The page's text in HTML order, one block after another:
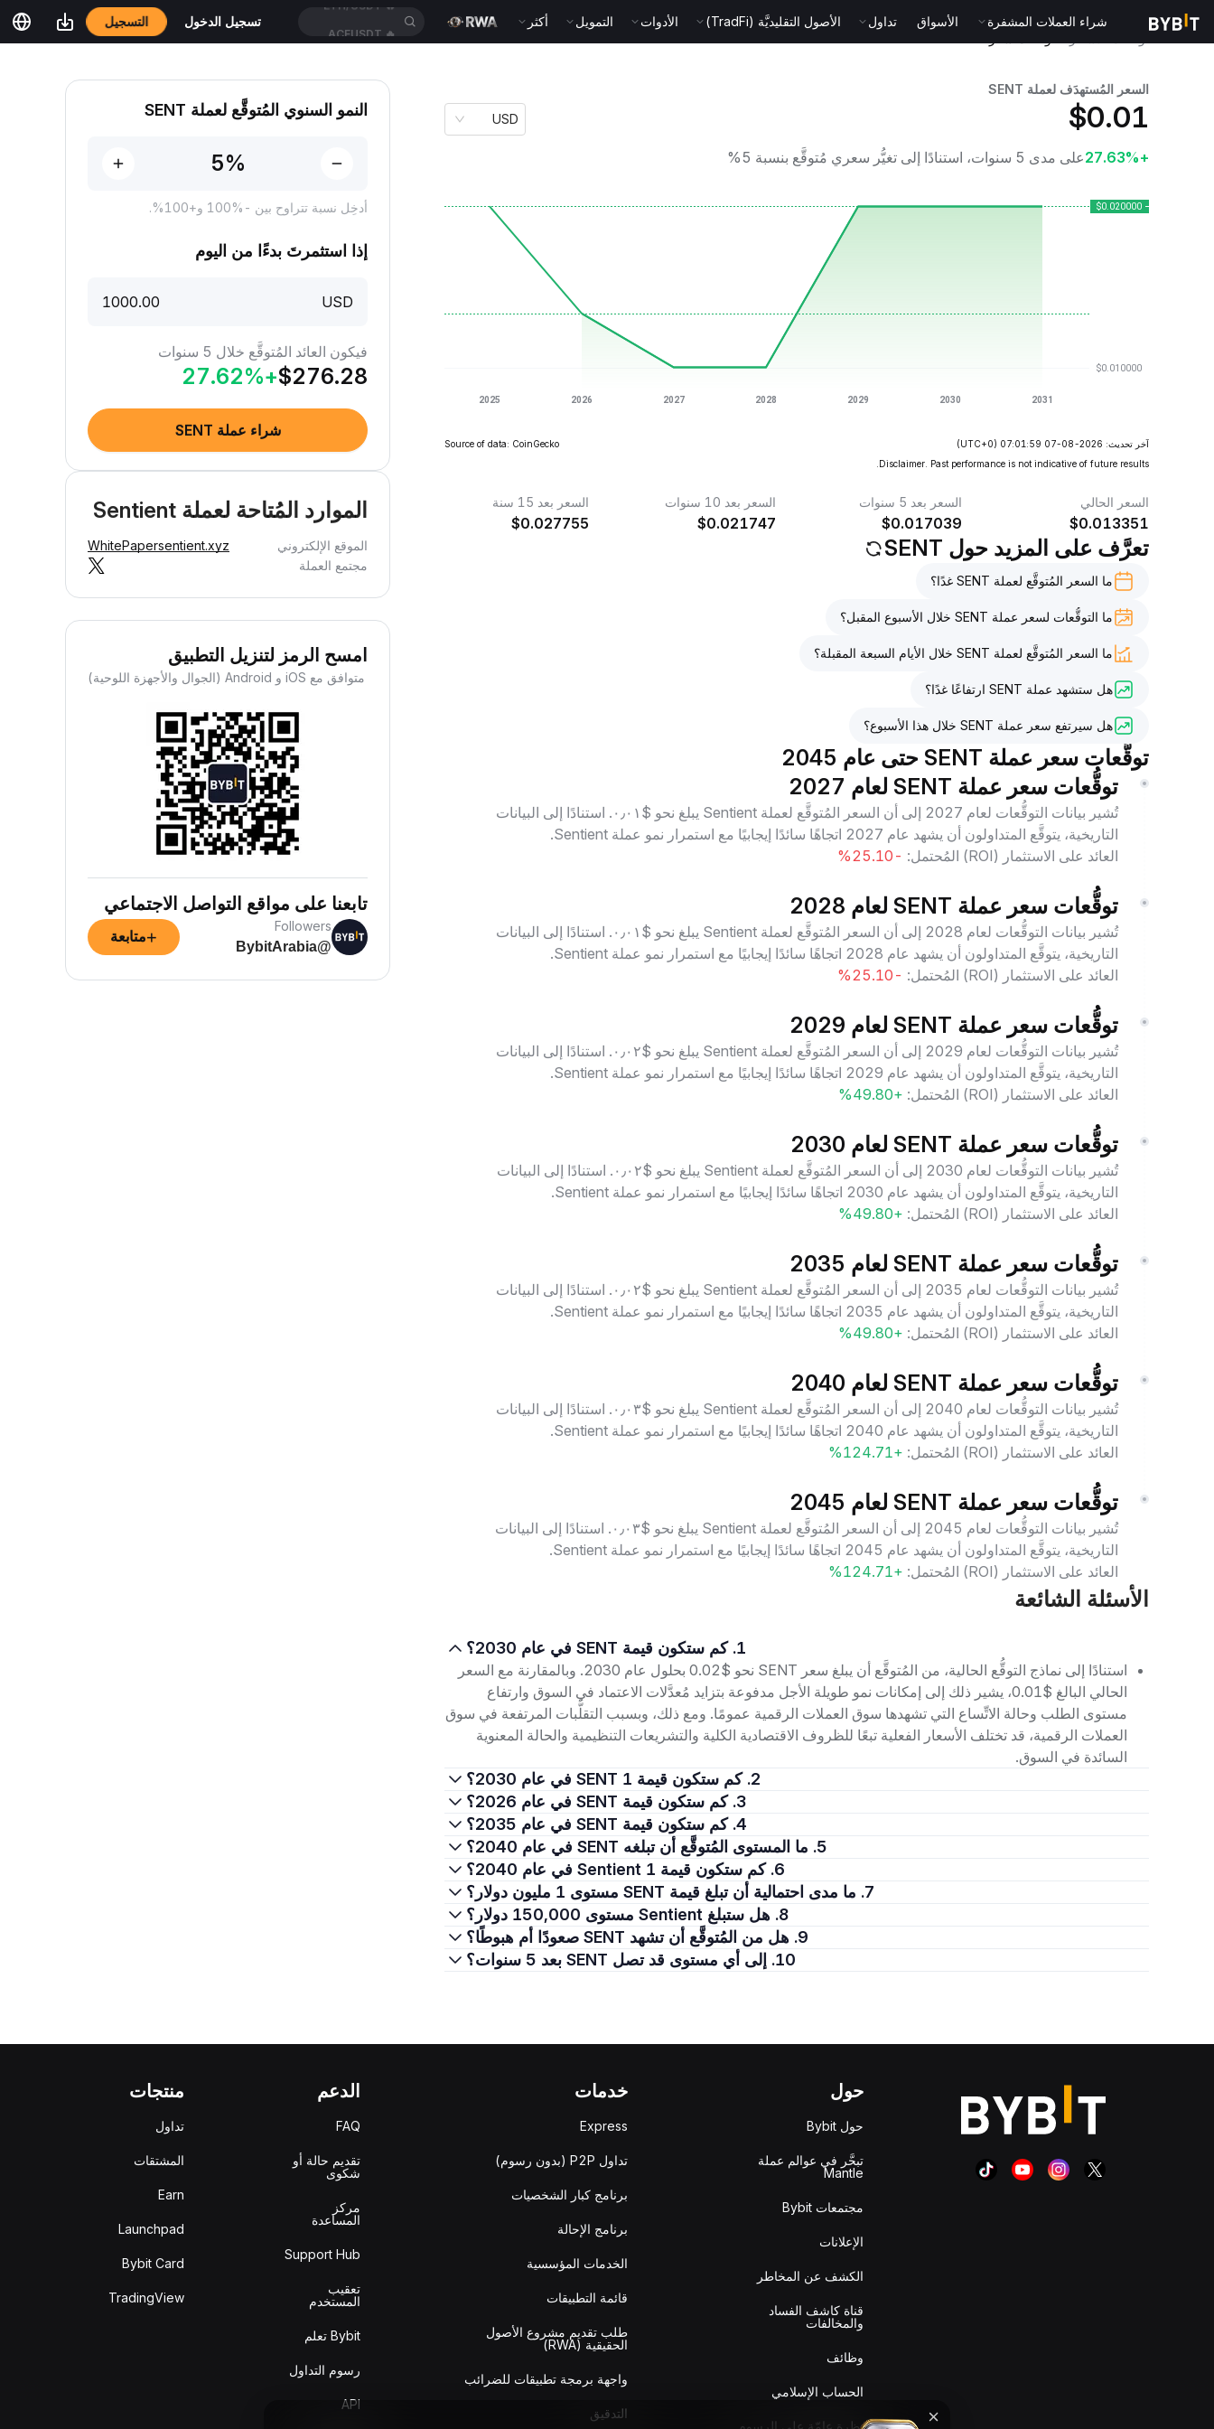
شراء العملات المشفرة الأسواق تداول الأصول التقليديَّة (TradFi) الأدوات التمويل أكثر تسجيل الدخول التسجيل
السعر المُستهدَف لعملة SENT
$0.01
USD
+27.63% على مدى 5 سنوات، استنادًا إلى تغيُّر سعري مُتوقَّع بنسبة 5%
آخر تحديث: 2026-08-07 07:01:59 (UTC+0)
Source of data: CoinGecko
Disclaimer. Past performance is not indicative of future results.
السعر الحالي
$0.013351
السعر بعد 5 سنوات
$0.017039
السعر بعد 10 سنوات
$0.021747
السعر بعد 15 سنة
$0.027755
تعرَّف على المزيد حول SENT
ما السعر المُتوقَّع لعملة SENT غدًا؟
ما التوقُّعات لسعر عملة SENT خلال الأسبوع المقبل؟
ما السعر المُتوقَّع لعملة SENT خلال الأيام السبعة المقبلة؟
هل ستشهد عملة SENT ارتفاعًا غدًا؟
هل سيرتفع سعر عملة SENT خلال هذا الأسبوع؟
توقُّعات سعر عملة SENT حتى عام 2045
توقُّعات سعر عملة SENT لعام 2027
تُشير بيانات التوقُّعات لعام 2027 إلى أن السعر المُتوقَّع لعملة Sentient يبلغ نحو $٠٫٠١. استنادًا إلى البيانات
التاريخية، يتوقَّع المتداولون أن يشهد عام 2027 اتجاهًا سائدًا إيجابيًا مع استمرار نمو عملة Sentient.
العائد على الاستثمار (ROI) المُحتمل:
-25.10%
توقُّعات سعر عملة SENT لعام 2028
تُشير بيانات التوقُّعات لعام 2028 إلى أن السعر المُتوقَّع لعملة Sentient يبلغ نحو $٠٫٠١. استنادًا إلى البيانات
التاريخية، يتوقَّع المتداولون أن يشهد عام 2028 اتجاهًا سائدًا إيجابيًا مع استمرار نمو عملة Sentient.
العائد على الاستثمار (ROI) المُحتمل:
-25.10%
توقُّعات سعر عملة SENT لعام 2029
تُشير بيانات التوقُّعات لعام 2029 إلى أن السعر المُتوقَّع لعملة Sentient يبلغ نحو $٠٫٠٢. استنادًا إلى البيانات
التاريخية، يتوقَّع المتداولون أن يشهد عام 2029 اتجاهًا سائدًا إيجابيًا مع استمرار نمو عملة Sentient.
العائد على الاستثمار (ROI) المُحتمل:
+49.80%
توقُّعات سعر عملة SENT لعام 2030
تُشير بيانات التوقُّعات لعام 2030 إلى أن السعر المُتوقَّع لعملة Sentient يبلغ نحو $٠٫٠٢. استنادًا إلى البيانات
التاريخية، يتوقَّع المتداولون أن يشهد عام 2030 اتجاهًا سائدًا إيجابيًا مع استمرار نمو عملة Sentient.
العائد على الاستثمار (ROI) المُحتمل:
+49.80%
توقُّعات سعر عملة SENT لعام 2035
تُشير بيانات التوقُّعات لعام 2035 إلى أن السعر المُتوقَّع لعملة Sentient يبلغ نحو $٠٫٠٢. استنادًا إلى البيانات
التاريخية، يتوقَّع المتداولون أن يشهد عام 2035 اتجاهًا سائدًا إيجابيًا مع استمرار نمو عملة Sentient.
العائد على الاستثمار (ROI) المُحتمل:
+49.80%
توقُّعات سعر عملة SENT لعام 2040
تُشير بيانات التوقُّعات لعام 2040 إلى أن السعر المُتوقَّع لعملة Sentient يبلغ نحو $٠٫٠٣. استنادًا إلى البيانات
التاريخية، يتوقَّع المتداولون أن يشهد عام 2040 اتجاهًا سائدًا إيجابيًا مع استمرار نمو عملة Sentient.
العائد على الاستثمار (ROI) المُحتمل:
+124.71%
توقُّعات سعر عملة SENT لعام 2045
تُشير بيانات التوقُّعات لعام 2045 إلى أن السعر المُتوقَّع لعملة Sentient يبلغ نحو $٠٫٠٣. استنادًا إلى البيانات
التاريخية، يتوقَّع المتداولون أن يشهد عام 2045 اتجاهًا سائدًا إيجابيًا مع استمرار نمو عملة Sentient.
العائد على الاستثمار (ROI) المُحتمل:
+124.71%
الأسئلة الشائعة
1. كم ستكون قيمة SENT في عام 2030؟
استنادًا إلى نماذج التوقُّع الحالية، من المُتوقَّع أن يبلغ سعر SENT نحو $0.02 بحلول عام 2030. وبالمقارنة مع السعر
الحالي البالغ $0.01، يشير ذلك إلى إمكانات نمو طويلة الأجل مدفوعة بتزايد مُعدَّلات الاعتماد في السوق وارتفاع
مستوى الطلب وحالة الاتِّساع التي تشهدها سوق العملات الرقمية عمومًا. ومع ذلك، وبسبب التقلُّبات المرتفعة في سوق
العملات الرقمية، قد تختلف الأسعار الفعلية تبعًا للظروف الاقتصادية الكلية والتشريعات التنظيمية والحالة المعنوية
السائدة في السوق.
2. كم ستكون قيمة 1 SENT في عام 2030؟
3. كم ستكون قيمة SENT في عام 2026؟
4. كم ستكون قيمة SENT في عام 2035؟
5. ما المستوى المُتوقَّع أن تبلغه SENT في عام 2040؟
6. كم ستكون قيمة 1 Sentient في عام 2040؟
7. ما مدى احتمالية أن تبلغ قيمة SENT مستوى 1 مليون دولار؟
8. هل ستبلغ Sentient مستوى 150,000 دولار؟
9. هل من المُتوقَّع أن تشهد SENT صعودًا أم هبوطًا؟
10. إلى أي مستوى قد تصل SENT بعد 5 سنوات؟
النمو السنوي المُتوقَّع لعملة SENT
أدخِل نسبة تتراوح بين -‎100% و+100%‎.
إذا استثمرتَ بدءًا من اليوم
USD
فيكون العائد المُتوقَّع خلال 5 سنوات
$276.28
+
27.62%
شراء عملة SENT
الموارد المُتاحة لعملة Sentient
الموقع الإلكتروني sentient.xyz
WhitePaper
مجتمع العملة
امسح الرمز لتنزيل التطبيق
متوافق مع iOS و Android (الجوال والأجهزة اللوحية)
تابعنا على مواقع التواصل الاجتماعي
Followers
@BybitArabia
+متابعة
حول
حول Bybit
تبحَّر في عوالم عملة
Mantle
مجتمعات Bybit
الإعلانات
الكشف عن المخاطر
قناة كاشف الفساد
والمخالفات
وظائف
الحساب الإسلامي
نظرة عامّة على الرسوم
خدمات
Express
تداول P2P (بدون رسوم)
برنامج كبار الشخصيات
برنامج الإحالة
الخدمات المؤسسية
قائمة التطبيقات
طلب تقديم مشروع الأصول
الحقيقية (RWA)
واجهة برمجة تطبيقات للضرائب
التدقيق
الدعم
FAQ
تقديم حالة أو
شكوى
مركز
المساعدة
Support Hub
تعقيب
المستخدم
Bybit تعلم
رسوم التداول
API
منتجات
تداول
المشتقات
Earn
Launchpad
Bybit Card
TradingView